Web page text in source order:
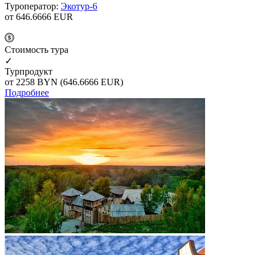
Туроператор: Экотур-6
от 646.6666 EUR
Cтоимость тура
✓
Турпродукт
от 2258 BYN (646.6666 EUR)
Подробнее